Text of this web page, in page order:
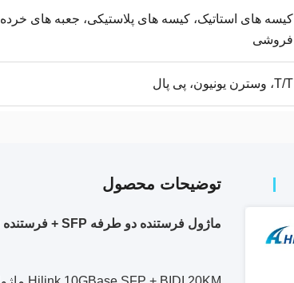
کیسه های استاتیک، کیسه های پلاستیکی، جعبه های خرده
فروشی
T/T، وسترن یونیون، پی پال
توضیحات محصول
ماژول فرستنده دو طرفه SFP + فرستنده 20KM TX1330nm / RX1270nm SM Datacom